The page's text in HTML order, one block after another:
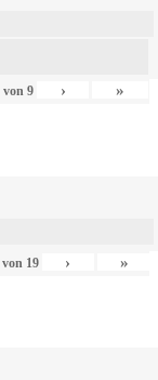
von9 › »
von 19 › »